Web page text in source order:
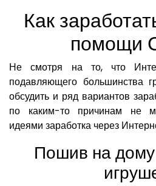
Как
помощи
Не смотря на то, что
подавляющего большинства
обсудить и ряд вариантов
по каким-то причинам не
идеями заработка через
Пошив на дому